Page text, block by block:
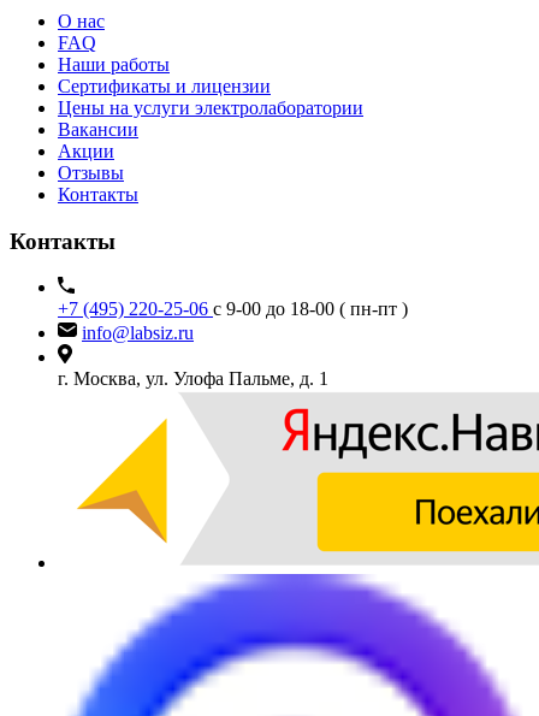
О нас
FAQ
Наши работы
Сертификаты и лицензии
Цены на услуги электролаборатории
Вакансии
Акции
Отзывы
Контакты
Контакты
+7 (495) 220-25-06 с 9-00 до 18-00 ( пн-пт )
info@labsiz.ru
г. Москва, ул. Улофа Пальме, д. 1